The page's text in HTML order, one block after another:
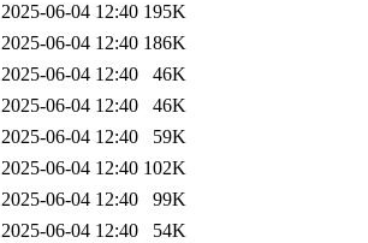
2025-06-04 12:40 195K
2025-06-04 12:40 186K
2025-06-04 12:40
46K
2025-06-04 12:40
46K
2025-06-04 12:40
59K
2025-06-04 12:40 102K
2025-06-04 12:40
99K
2025-06-04 12:40
54K